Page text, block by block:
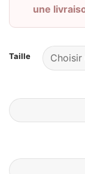
une
Taille